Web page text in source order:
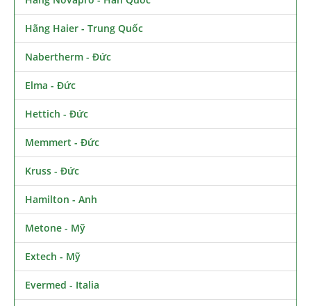
Hãng Haier - Trung Quốc
Nabertherm - Đức
Elma - Đức
Hettich - Đức
Memmert - Đức
Kruss - Đức
Hamilton - Anh
Metone - Mỹ
Extech - Mỹ
Evermed - Italia